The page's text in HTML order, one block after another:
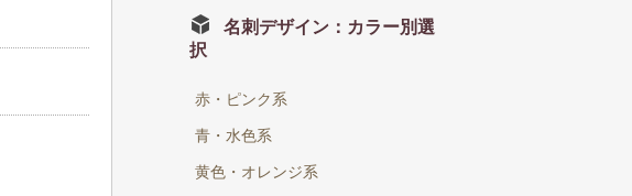
名刺デザイン：カラー別選
択
赤・ピンク系
青・水色系
黄色・オレンジ系